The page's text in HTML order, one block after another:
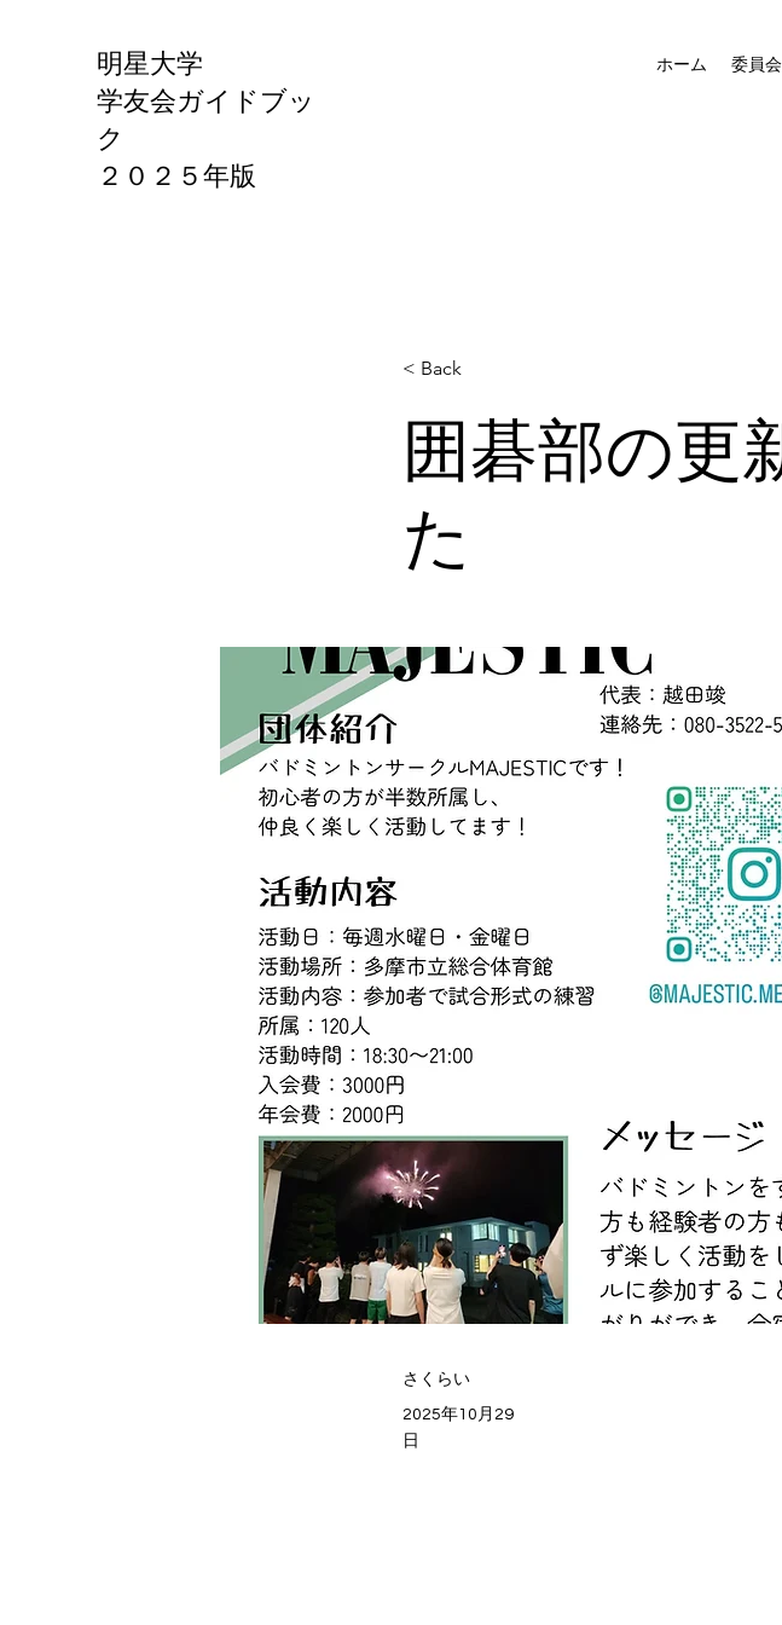
明星大学
学友会ガイドブッ
ク
​２０２５年版
ホーム 委員会
< Back
囲碁部の更
た
さくらい
2025年10月29
日